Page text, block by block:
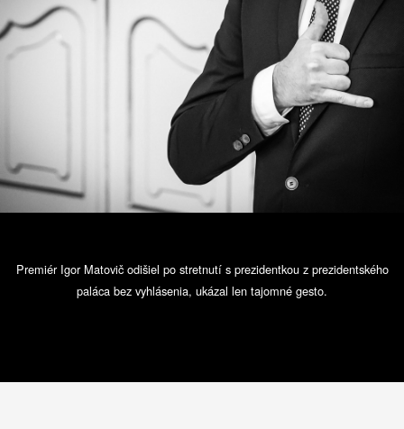
Premiér Igor Matovič odišiel po stretnutí s prezidentkou z prezidentského
paláca bez vyhlásenia, ukázal len tajomné gesto.